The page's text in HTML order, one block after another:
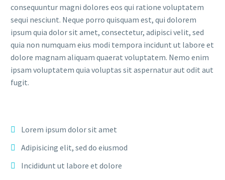
consequuntur magni dolores eos qui ratione voluptatem
sequi nesciunt. Neque porro quisquam est, qui dolorem
ipsum quia dolor sit amet, consectetur, adipisci velit, sed
quia non numquam eius modi tempora incidunt ut labore et
dolore magnam aliquam quaerat voluptatem. Nemo enim
ipsam voluptatem quia voluptas sit aspernatur aut odit aut
fugit.
Lorem ipsum dolor sit amet
Adipisicing elit, sed do eiusmod
Incididunt ut labore et dolore